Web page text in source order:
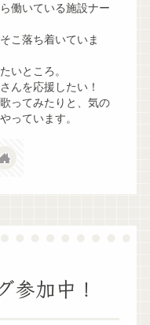
働いている施設ナー
こ落ち着いていま
いところ。
んを応援したい！
ってみたりと、気の
っています。
参加中！